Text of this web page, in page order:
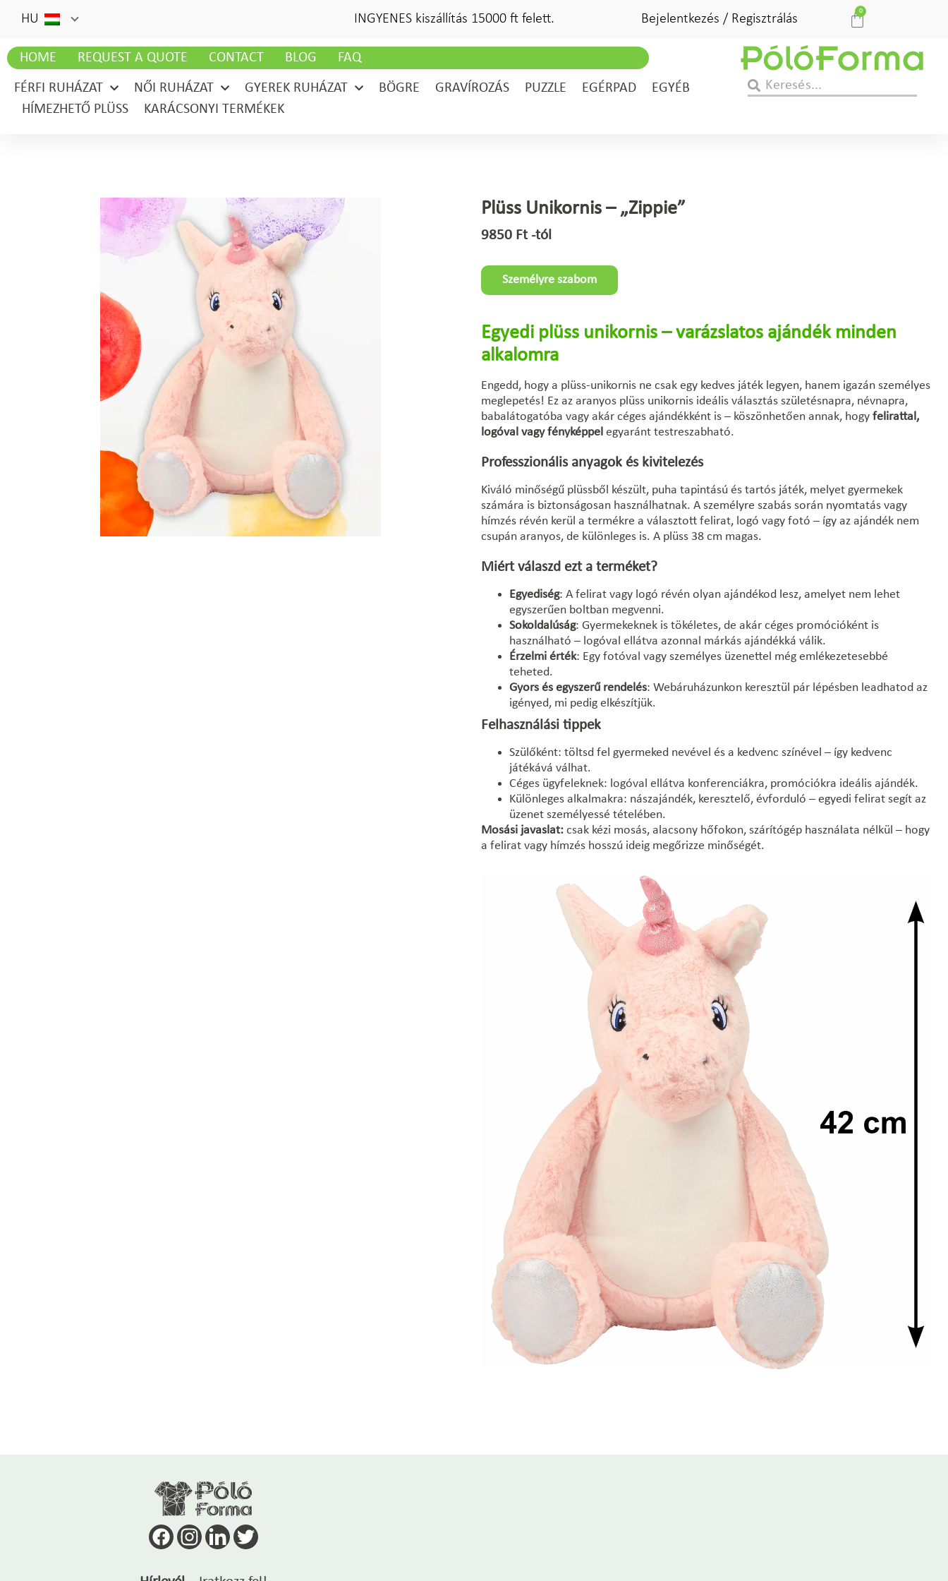
HU INGYENES kiszállítás 15000 ft felett. Bejelentkezés / Regisztrálás
0
HOME REQUEST A QUOTE CONTACT BLOG FAQ
FÉRFI RUHÁZAT NŐI RUHÁZAT GYEREK RUHÁZAT BÖGRE GRAVÍROZÁS PUZZLE EGÉRPAD
EGYÉB
HÍMEZHETŐ PLÜSS
KARÁCSONYI TERMÉKEK
Plüss Unikornis – „Zippie”
9850 Ft-tól
Személyre szabom
Egyedi plüss unikornis – varázslatos ajándék minden
alkalomra
Engedd, hogy a plüss-unikornis ne csak egy kedves játék legyen, hanem igazán személyes
meglepetés! Ez az aranyos plüss unikornis ideális választás születésnapra, névnapra,
babalátogatóba vagy akár céges ajándékként is – köszönhetően annak, hogy felirattal,
logóval vagy fényképpel egyaránt testreszabható.
Professzionális anyagok és kivitelezés
Kiváló minőségű plüssből készült, puha tapintású és tartós játék, melyet gyermekek
számára is biztonságosan használhatnak. A személyre szabás során nyomtatás vagy
hímzés révén kerül a termékre a választott felirat, logó vagy fotó – így az ajándék nem
csupán aranyos, de különleges is. A plüss 38 cm magas.
Miért válaszd ezt a terméket?
Egyediség: A felirat vagy logó révén olyan ajándékod lesz, amelyet nem lehet
egyszerűen boltban megvenni.
Sokoldalúság: Gyermekeknek is tökéletes, de akár céges promócióként is
használható – logóval ellátva azonnal márkás ajándékká válik.
Érzelmi érték: Egy fotóval vagy személyes üzenettel még emlékezetesebbé
teheted.
Gyors és egyszerű rendelés: Webáruházunkon keresztül pár lépésben leadhatod az
igényed, mi pedig elkészítjük.
Felhasználási tippek
Szülőként: töltsd fel gyermeked nevével és a kedvenc színével – így kedvenc
játékává válhat.
Céges ügyfeleknek: logóval ellátva konferenciákra, promóciókra ideális ajándék.
Különleges alkalmakra: nászajándék, keresztelő, évforduló – egyedi felirat segít az
üzenet személyessé tételében.
Mosási javaslat: csak kézi mosás, alacsony hőfokon, szárítógép használata nélkül – hogy
a felirat vagy hímzés hosszú ideig megőrizze minőségét.